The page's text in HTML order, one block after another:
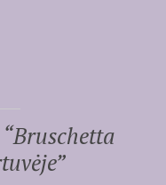
Bruschetta
”